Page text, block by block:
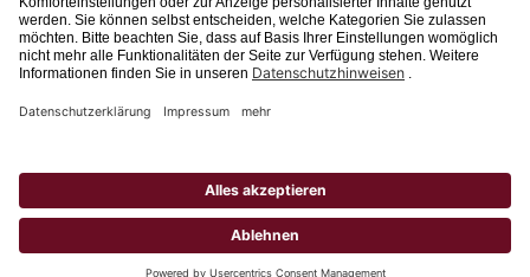
schwäbischeJOBS - die Stellenbörse für die RegionBodensee, Schwaben,
Ostalbund Allgäu. Alle Jobs im Süden!
Auszubildende, Berufseinsteiger, Fachkräfte und Führungskräfte! Aktuelle
Zeitung, Aalener Nachrichten, Lindauer Zeitung, Gränzbote, Heuberger Bote
Südfinder(ehem. Südjob / jobsüd).
Hinweis: Unabhängig von ihrer konkreten Bezeichnung schließen alle
Berufsbezeichnungen sowohl weibliche, männliche als auch Personen des
dritten Geschlechts mit ein.